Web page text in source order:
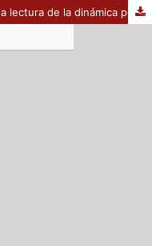
Representación y contingencia. Una lectura de la dinámica política desde la Argentina contemporánea